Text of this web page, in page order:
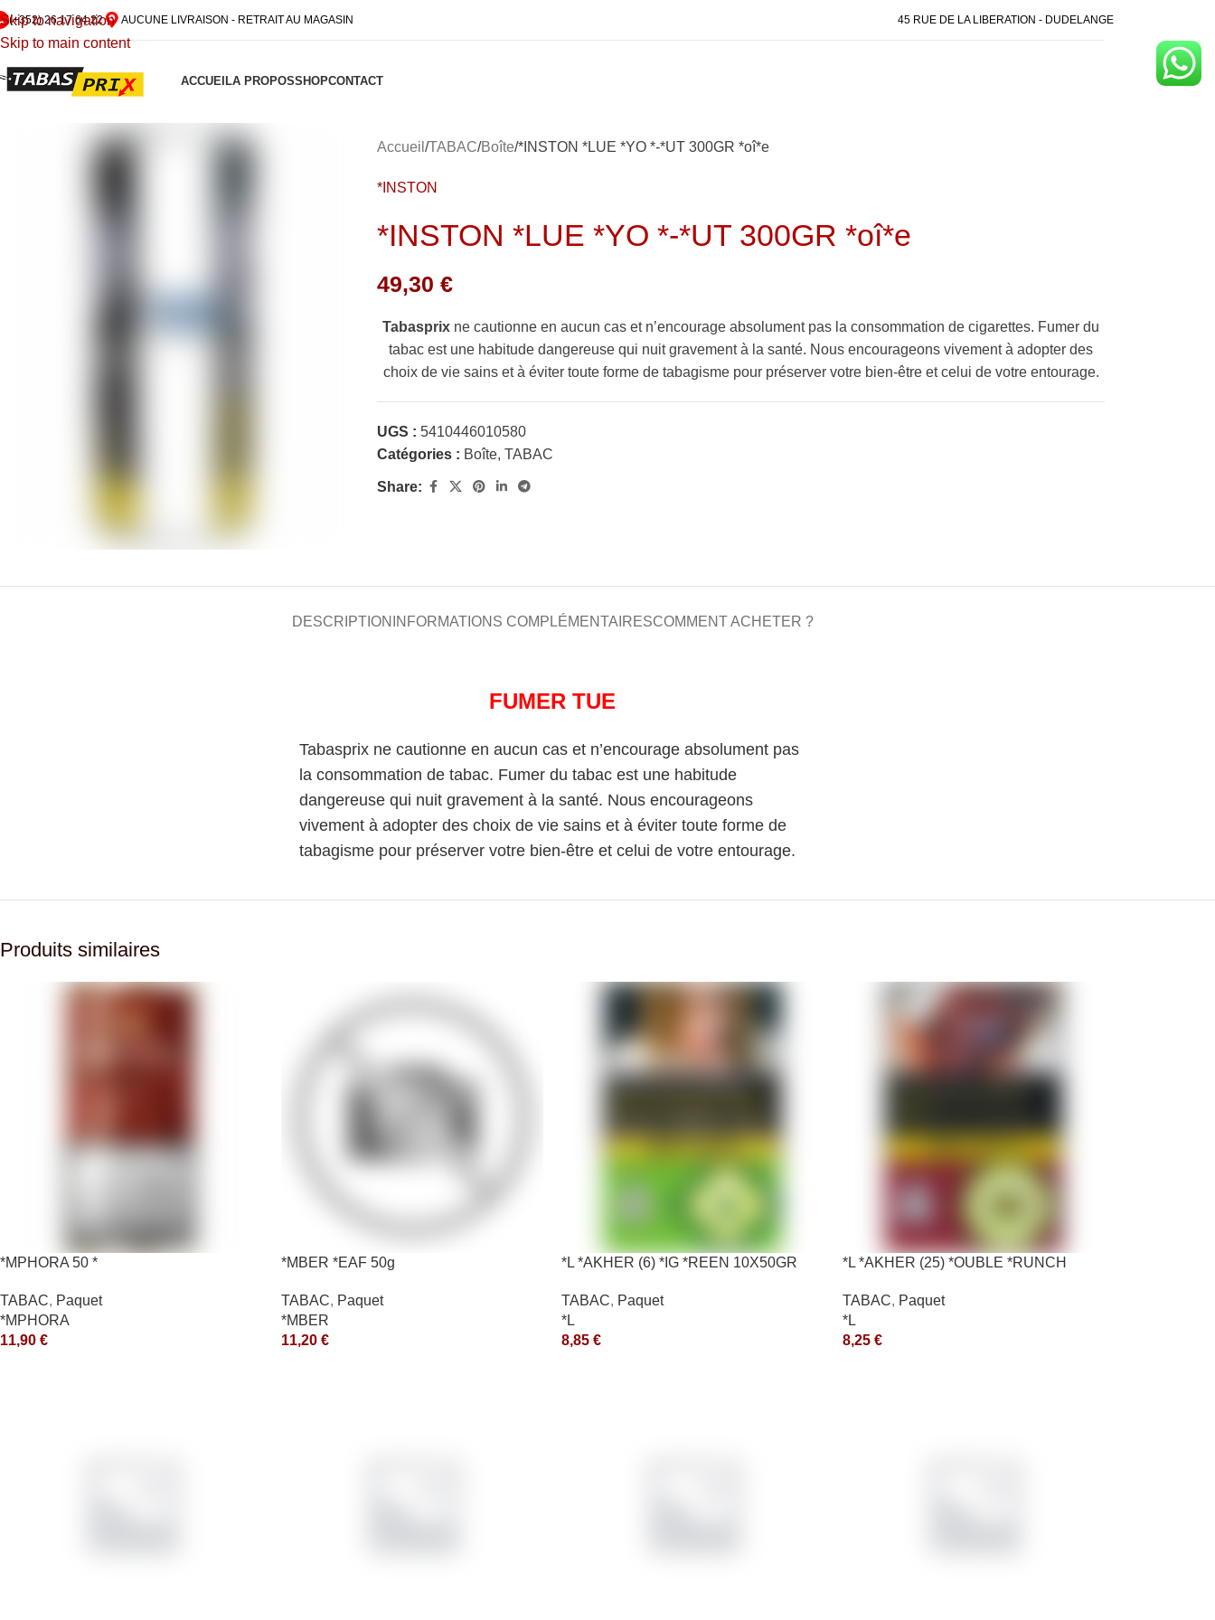
Skip to navigation
Skip to main content
(+352) 26 17 64 22 AUCUNE LIVRAISON - RETRAIT AU MAGASIN 45 RUE DE LA LIBERATION - DUDELANGE
ACCUEILA PROPOSSHOPCONTACT
Accueil TABAC Boîte *INSTON *LUE *YO *-*UT 300GR *oî*e
*INSTON
*INSTON *LUE *YO *-*UT 300GR *oî*e
49,30€
Tabasprix ne cautionne en aucun cas et n’encourage absolument pas la consommation de cigarettes. Fumer du
tabac est une habitude dangereuse qui nuit gravement à la santé. Nous encourageons vivement à adopter des
choix de vie sains et à éviter toute forme de tabagisme pour préserver votre bien-être et celui de votre entourage.
UGS :5410446010580
Catégories : Boîte, TABAC
Share:
DESCRIPTION INFORMATIONS COMPLÉMENTAIRESCOMMENT ACHETER ?
FUMER TUE
Tabasprix ne cautionne en aucun cas et n’encourage absolument pas
la consommation de tabac. Fumer du tabac est une habitude
dangereuse qui nuit gravement à la santé. Nous encourageons
vivement à adopter des choix de vie sains et à éviter toute forme de
tabagisme pour préserver votre bien-être et celui de votre entourage.
Produits similaires
*MPHORA 50 *
TABAC, Paquet
*MPHORA
11,90 €
*MBER *EAF 50g
TABAC, Paquet
*MBER
11,20 €
*L *AKHER (6) *IG *REEN 10X50GR
TABAC, Paquet
*L
8,85 €
*L *AKHER (25) *OUBLE *RUNCH
TABAC, Paquet
*L
8,25 €